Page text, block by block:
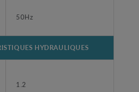
50Hz
HYDRAULIQUES
1.2